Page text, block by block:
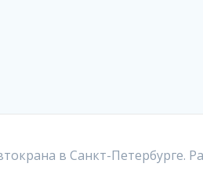
в Санкт-Петербурге.